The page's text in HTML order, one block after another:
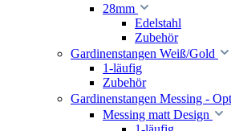
28mm
Edelstahl
Zubehör
Gardinenstangen Weiß/Gold
1-läufig
Zubehör
Gardinenstangen Messing -
Messing matt Design